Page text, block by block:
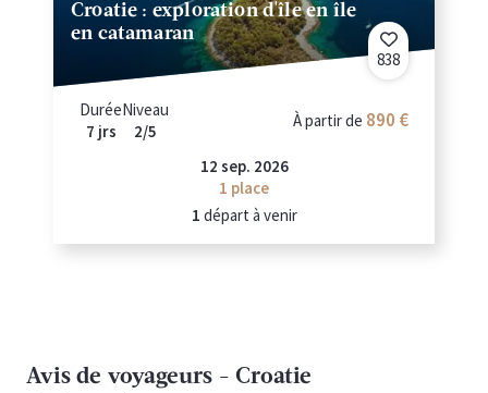
Croatie : exploration d'île en île
en catamaran
838
Durée
7 jrs
Niveau
2/5
À partir de 890 €
12 sep. 2026
1 place
1 départ à venir
Avis de voyageurs -Croatie